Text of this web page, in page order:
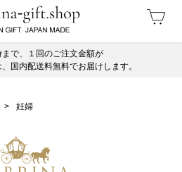
で、１回のご注文金額が
国内配送料無料でお届けします。
> 妊婦